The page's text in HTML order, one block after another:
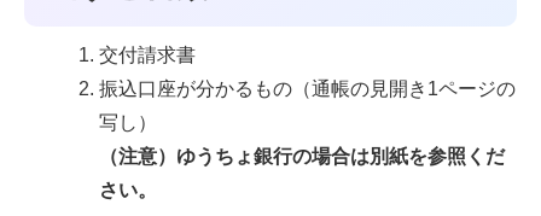
交付請求書
振込口座が分かるもの（通帳の見開き1ページの
写し）
（注意）ゆうちょ銀行の場合は別紙を参照くだ
さい。